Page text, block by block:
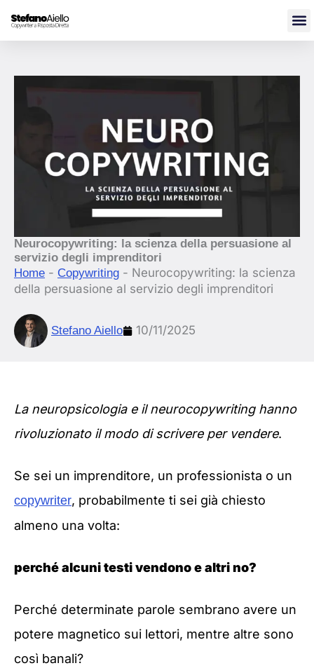
contenuto
Neurocopywriting: la scienza della persuasione al
servizio degli imprenditori
Home - Copywriting - Neurocopywriting: la scienza
della persuasione al servizio degli imprenditori
Stefano Aiello 10/11/2025
La neuropsicologia e il neurocopywriting hanno
rivoluzionato il modo di scrivere per vendere.
Se sei un imprenditore, un professionista o un
copywriter, probabilmente ti sei già chiesto
almeno una volta:
perché alcuni testi vendono e altri no?
Perché determinate parole sembrano avere un
potere magnetico sui lettori, mentre altre sono
così banali?